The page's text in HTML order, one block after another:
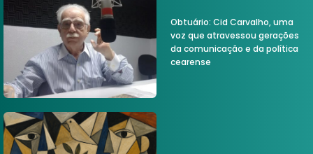
Obtuário: Cid Carvalho, uma
voz que atravessou gerações
da comunicação e da política
cearense